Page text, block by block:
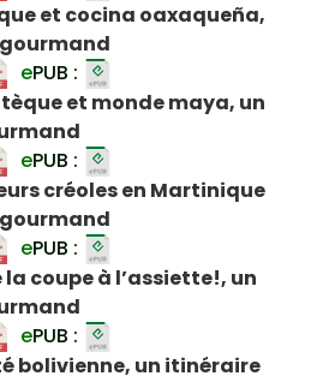
et cocina oaxaqueña,
ePUB :
et monde maya, un
ePUB :
créoles en Martinique
ePUB :
coupe à l’assiette!, un
ePUB :
bolivienne, un itinéraire